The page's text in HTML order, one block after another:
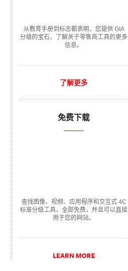
从教育手册到标志都表明，您提供 GIA
分级的宝石，了解关于零售商工具的更多
信息。
了解更多
免费下载
查找图像、视频、应用程序和交互式 4C
标准分级工具，全部免费，并且可以直接
用于您的网站。
LEARN MORE